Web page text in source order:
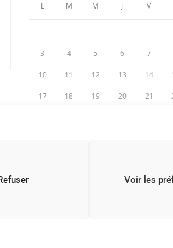
Voir les
L M M J V
3 4 5 6 7
10 11 12 13 14
17 18 19 20 21